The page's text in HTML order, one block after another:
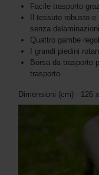
Facile trasporto
Il tessuto robusto e
senza delaminazioni
Quattro gambe
I grandi piedini
Borsa da trasporto
trasporto
Dimensioni (cm) - 126